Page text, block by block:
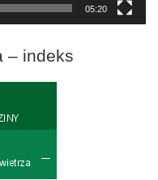
05:20
– indeks